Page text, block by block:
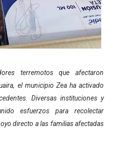
Renace en el
fortalecer la atención
del OAN para la
del Encuentro LAGO
de asfaltado
la coordinación de
apadrina a más de 993
terremotos que afectaron
el municipio Zea ha activado
Diversas instituciones y
esfuerzos para recolectar
directo a las familias afectadas